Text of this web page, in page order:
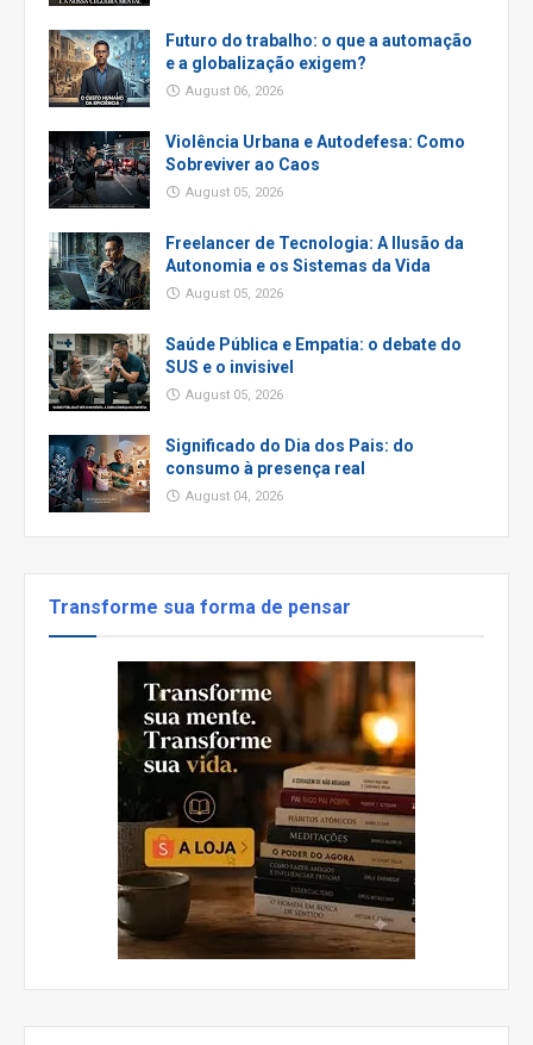
Futuro do trabalho: o que a automação
e a globalização exigem?
August 06, 2026
Violência Urbana e Autodefesa: Como
Sobreviver ao Caos
August 05, 2026
Freelancer de Tecnologia: A Ilusão da
Autonomia e os Sistemas da Vida
August 05, 2026
Saúde Pública e Empatia: o debate do
SUS e o invisivel
August 05, 2026
Significado do Dia dos Pais: do
consumo à presença real
August 04, 2026
Transforme sua forma de pensar